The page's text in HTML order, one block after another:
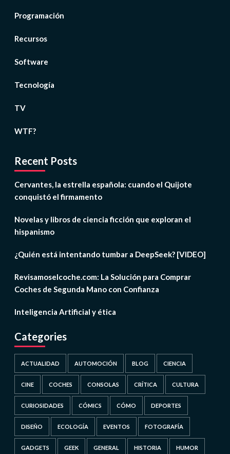
Programación
Recursos
Software
Tecnología
TV
WTF?
Recent Posts
Cervantes, la estrella española: cuando el Quijote
conquistó el firmamento
Novelas y libros de ciencia ficción que exploran el
hispanismo
¿Quién está intentando tumbar a DeepSeek? [VIDEO]
Revisamoselcoche.com: La Solución para Comprar
Coches de Segunda Mano con Confianza
Inteligencia Artificial y ética
Categories
ACTUALIDAD AUTOMOCIÓN BLOG CIENCIA
CINE COCHES CONSOLAS CRÍTICA CULTURA
CURIOSIDADES CÓMICS CÓMO DEPORTES
DISEÑO ECOLOGÍA EVENTOS FOTOGRAFÍA
GADGETS GEEK GENERAL HISTORIA HUMOR